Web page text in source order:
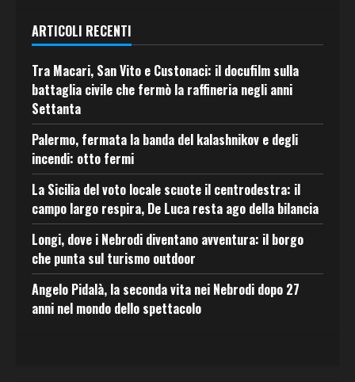
ARTICOLI RECENTI
Tra Macari, San Vito e Custonaci: il docufilm sulla
battaglia civile che fermò la raffineria negli anni
Settanta
Palermo, fermata la banda del kalashnikov e degli
incendi: otto fermi
La Sicilia del voto locale scuote il centrodestra: il
campo largo respira, De Luca resta ago della bilancia
Longi, dove i Nebrodi diventano avventura: il borgo
che punta sul turismo outdoor
Angelo Pidalà, la seconda vita nei Nebrodi dopo 27
anni nel mondo dello spettacolo